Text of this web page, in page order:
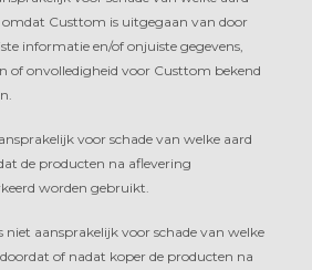
omdat Custtom is uitgegaan van door
informatie en/of onjuiste gegevens,
of onvolledigheid voor Custtom bekend
voor schade van welke aard
de producten na aflevering
worden gebruikt.
niet aansprakelijk voor schade van welke
of nadat koper de producten na